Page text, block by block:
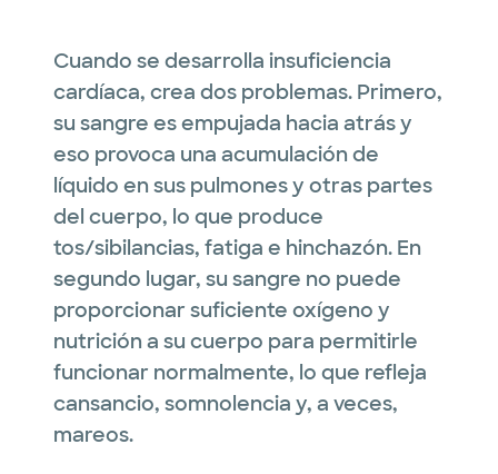
Cuando se desarrolla insuficiencia
cardíaca, crea dos problemas. Primero,
su sangre es empujada hacia atrás y
eso provoca una acumulación de
líquido en sus pulmones y otras partes
del cuerpo, lo que produce
tos/sibilancias, fatiga e hinchazón. En
segundo lugar, su sangre no puede
proporcionar suficiente oxígeno y
nutrición a su cuerpo para permitirle
funcionar normalmente, lo que refleja
cansancio, somnolencia y, a veces,
mareos.